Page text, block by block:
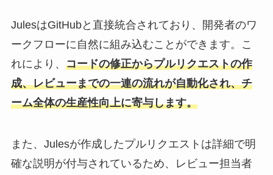
JulesはGitHubと直接統合されており、開発者のワ
ークフローに自然に組み込むことができます。こ
れにより、 コードの修正からプルリクエストの作
成、レビューまでの一連の流れが自動化され、チ
ーム全体の生産性向上に寄与します。
また、Julesが作成したプルリクエストは詳細で明
確な説明が付与されているため、レビュー担当者